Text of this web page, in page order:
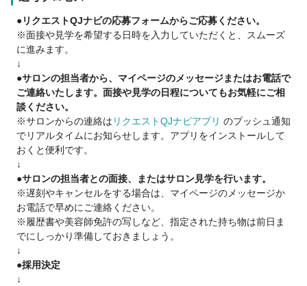
家具付き物件あり
※規定あり
チームワークで店舗の数字をつくり上げていく。
ハサミだけでお客さまのニーズに応えていく。
ハサミだけで仕上げるスタイルづくりのおもしろさ。
「カットが今より楽しくなる」
QBハウスには、やりがいがたくさん詰まっています♪
★長期ブランクの方も大歓迎★
QBHOUSEでは経験値や技術レベルに合わせた研修をご用意し
ております。
カット未経験者でも6ヶ月でスタイリストデビューできるカリキ
ュラム
研修は全て勤務時間内に行っています。
6か月間、お給与をもらいながら集中して学べます。
◎研修費無料
●リクエストQJナビの応募フォームからご応募ください。
※面接や見学を希望する日時を入力していただくと、スムーズ
に進みます。
↓
●サロンの担当者から、マイページのメッセージまたはお電話で
ご連絡いたします。面接や見学の日程についてもお気軽にご相
談ください。
※サロンからの連絡は リクエストQJナビアプリ のプッシュ通知
でリアルタイムにお知らせします。アプリをインストールして
おくと便利です。
↓
●サロンの担当者との面接、またはサロン見学を行います。
※遅刻やキャンセルをする場合は、マイページのメッセージか
お電話で早めにご連絡ください。
※履歴書や美容師免許の写しなど、指定された持ち物は前日ま
でにしっかり準備しておきましょう。
↓
●採用決定
↓